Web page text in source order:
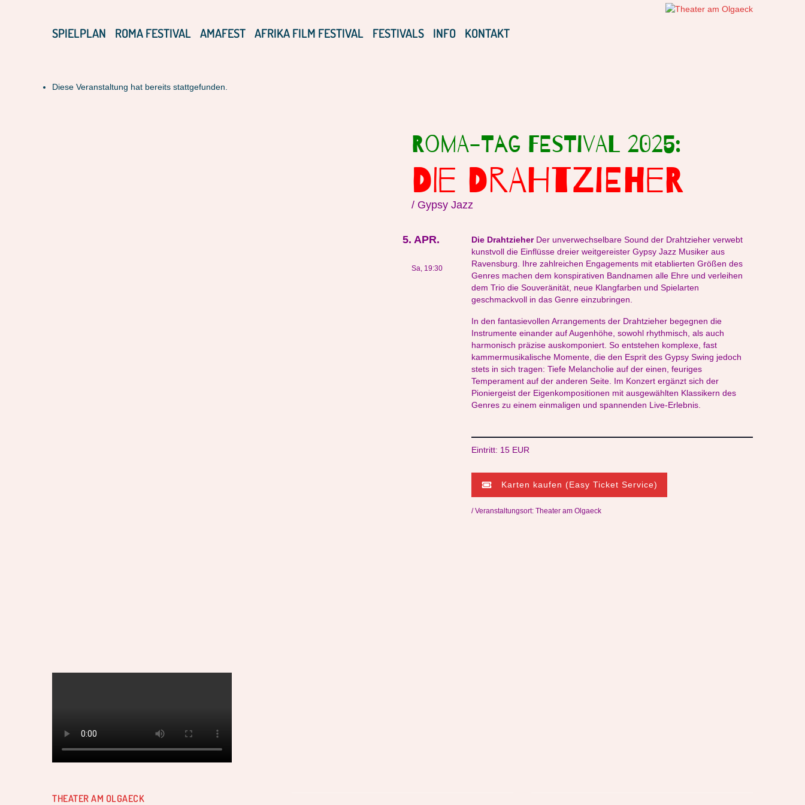
SPIELPLAN ROMA FESTIVAL AMAFEST AFRIKA FILM FESTIVAL FESTIVALS INFO KONTAKT
Diese Veranstaltung hat bereits stattgefunden.
Roma-Tag Festival 2025:
DIE DRAHTZIEHER
/ Gypsy Jazz
5. APR.
Sa, 19:30
Die DrahtzieherDer unverwechselbare Sound der Drahtzieher verwebt
kunstvoll die Einflüsse dreier weitgereister Gypsy Jazz Musiker aus
Ravensburg. Ihre zahlreichen Engagements mit etablierten Größen des
Genres machen dem konspirativen Bandnamen alle Ehre und verleihen
dem Trio die Souveränität, neue Klangfarben und Spielarten
geschmackvoll in das Genre einzubringen.
In den fantasievollen Arrangements der Drahtzieher begegnen die
Instrumente einander auf Augenhöhe, sowohl rhythmisch, als auch
harmonisch präzise auskomponiert. So entstehen komplexe, fast
kammermusikalische Momente, die den Esprit des Gypsy Swing jedoch
stets in sich tragen: Tiefe Melancholie auf der einen, feuriges
Temperament auf der anderen Seite. Im Konzert ergänzt sich der
Pioniergeist der Eigenkompositionen mit ausgewählten Klassikern des
Genres zu einem einmaligen und spannenden Live-Erlebnis.
Eintritt: 15 EUR
Karten kaufen (Easy Ticket Service)
/ Veranstaltungsort: Theater am Olgaeck
THEATER AM OLGAECK